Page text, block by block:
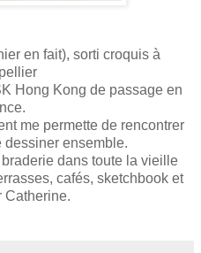
en fait), sorti croquis à
Hong Kong de passage en
me permette de rencontrer
dessiner ensemble.
dans toute la vieille
cafés, sketchbook et
Catherine.